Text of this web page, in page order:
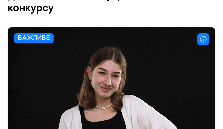
конкурсу
ВАЖЛИВЕ